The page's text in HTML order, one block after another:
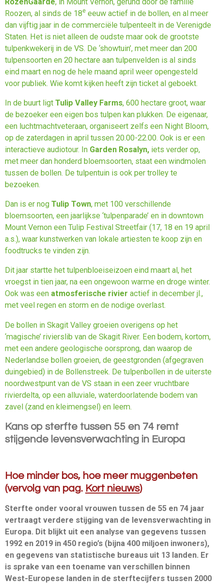
Roozen, al sinds de 18e eeuw actief in de bollen, en al meer
dan vijftig jaar in de commerciële tulpenteelt in de Verenigde
Staten. Het is niet alleen de oudste maar ook de grootste
tulpenkwekerij in de VS. De ‘showtuin’, met meer dan 200
tulpensoorten en 20 hectare aan tulpenvelden is al sinds
eind maart en nog de hele maand april weer opengesteld
voor publiek. Wie komt kijken heeft zijn ticket al geboekt.
In de buurt ligt Tulip Valley Farms, 600 hectare groot, waar
de bezoeker een eigen bos tulpen kan plukken. De eigenaar,
een luchtmachtveteraan, organiseert zelfs een Night Bloom,
op de zaterdagen in april tussen 20.00-22.00. Ook is er een
interactieve audiotour. In Garden Rosalyn, iets verder op,
met meer dan honderd bloemsoorten, staat een windmolen
tussen de bollen. De tulpentuin is ook per trolley te
bezoeken.
Dan is er nog Tulip Town, met 100 verschillende
bloemsoorten, een jaarlijkse ‘tulpenparade’ en in downtown
Mount Vernon een Tulip Festival Streetfair (17, 18 en 19 april
a.s.), waar kunstwerken van lokale artiesten te koop zijn en
foodtrucks te vinden zijn.
Dit jaar startte het tulpenbloeiseizoen eind maart al, het
vroegst in tien jaar, na een ongewoon warme en droge winter.
Ook was een atmosferische rivier actief in december jl.,
met veel regen en storm en de nodige overlast.
De bollen in Skagit Valley groeien overigens op het
‘magische’ rivierslib van de Skagit River. Een bodem, kortom,
met een andere geologische oorsprong, dan waarop de
Nederlandse bollen groeien, de geestgronden (afgegraven
duingebied) in de Bollenstreek. De tulpenbollen in de uiterste
noordwestpunt van de VS staan in een zeer vruchtbare
rivierdelta, op een alluviale, waterdoorlatende bodem van
zavel (zand en kleimengsel) en leem.
Kans op sterfte tussen 55 en 74 remt
stijgende levensverwachting in Europa
Hoe minder bos, hoe meer muggenbeten
(vervolg van pag. Kort nieuws)
Sterfte onder vooral vrouwen tussen de 55 en 74 jaar
vertraagt verdere stijging van de levensverwachting in
Europa. Dit blijkt uit een analyse van gegevens tussen
1992 en 2019 in 450 regio’s (bijna 400 miljoen inwoners),
en gegevens van statistische bureaus uit 13 landen. Er
is sprake van een toename van verschillen binnen
West-Europese landen in de sterftecijfers tussen 2000